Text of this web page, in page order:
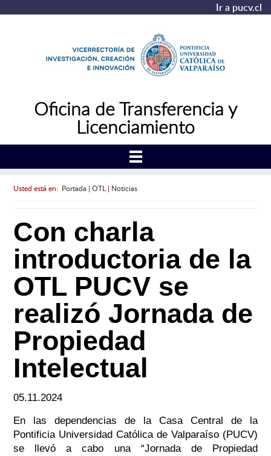
Ir a pucv.cl
Oficina de Transferencia y
Licenciamiento
Usted está en: Portada| OTL | Noticias
Con charla
introductoria de la
OTL PUCV se
realizó Jornada de
Propiedad
Intelectual
05.11.2024
En las dependencias de la Casa Central de la
Pontificia Universidad Católica de Valparaíso (PUCV)
se llevó a cabo una “Jornada de Propiedad